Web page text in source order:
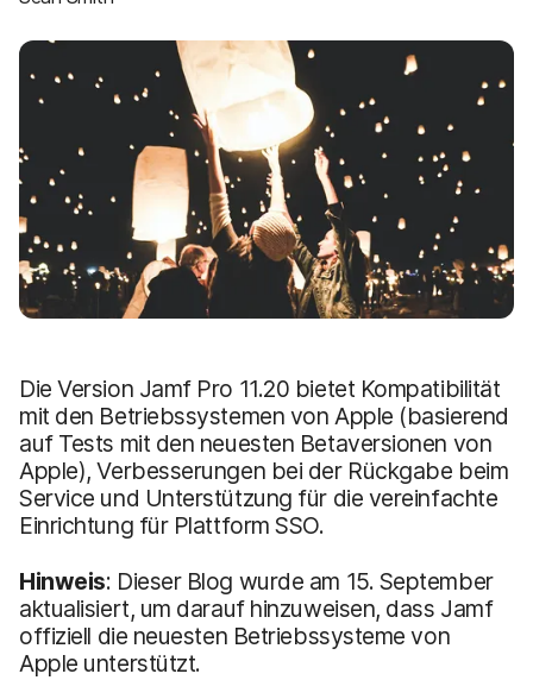
t
l
e
n
Die Version Jamf Pro 11.20 bietet Kompatibilität
mit den Betriebssystemen von Apple (basierend
auf Tests mit den neuesten Betaversionen von
Apple), Verbesserungen bei der Rückgabe beim
Service und Unterstützung für die vereinfachte
Einrichtung für Plattform SSO.
Hinweis: Dieser Blog wurde am 15. September
aktualisiert, um darauf hinzuweisen, dass Jamf
offiziell die neuesten Betriebssysteme von
Apple unterstützt.